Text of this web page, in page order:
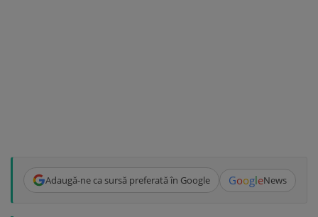
Adaugă-ne ca sursă preferată în Google GoogleNews